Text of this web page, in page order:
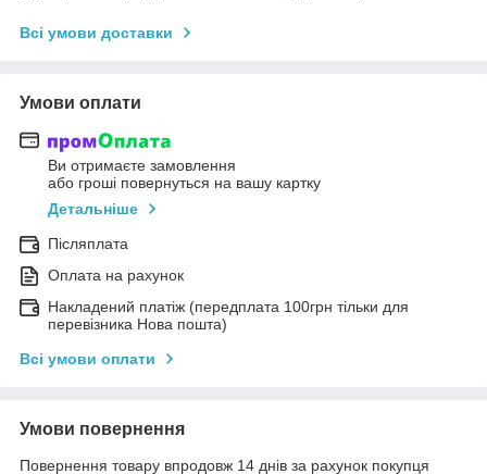
Всі умови доставки
Умови оплати
Ви отримаєте замовлення
або гроші повернуться на вашу картку
Детальніше
Післяплата
Оплата на рахунок
Накладений платіж (передплата 100грн тільки для
перевізника Нова пошта)
Всі умови оплати
Умови повернення
Повернення товару впродовж 14 днів за рахунок покупця